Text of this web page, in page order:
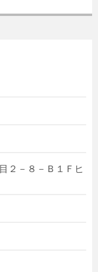
２－８－Ｂ１Ｆヒ